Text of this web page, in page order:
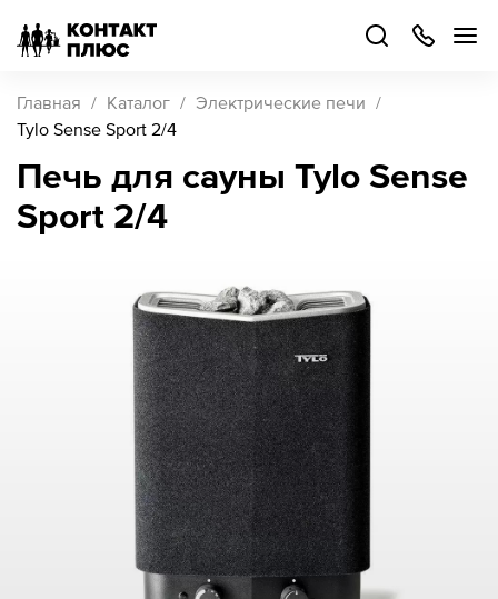
Главная Каталог
Электрические печи
Tylo Sense Sport 2/4
Печь для сауны Tylo Sense
Sport 2/4
499
504-
48
Каталог
товаров
Стать
партнером